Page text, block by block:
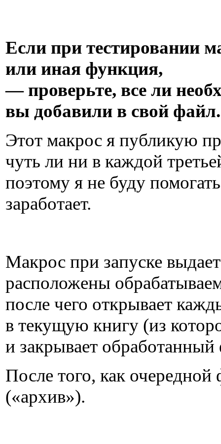
Если при тестировании
или иная функция,
— проверьте, все ли
вы добавили в свой файл.
Этот макрос я публикую
чуть ли ни в каждой
поэтому я не буду
заработает.
Макрос при запуске
расположены
после чего открывает
в текущую книгу (из
и закрывает
После того, как
(«архив»).